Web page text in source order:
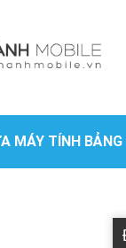
MÁY TÍNH BẢNG